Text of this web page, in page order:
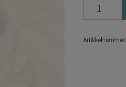
Artikkelnummer: